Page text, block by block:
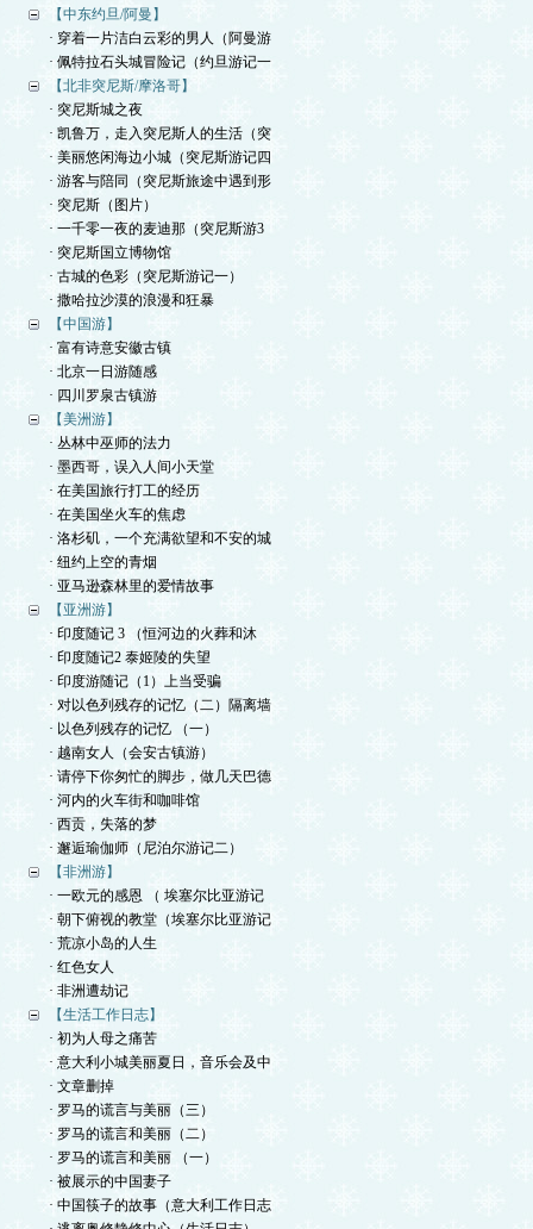
【中东约旦/阿曼】
· 穿着一片洁白云彩的男人（阿曼游
· 佩特拉石头城冒险记（约旦游记一
【北非突尼斯/摩洛哥】
· 突尼斯城之夜
· 凯鲁万，走入突尼斯人的生活（突
· 美丽悠闲海边小城（突尼斯游记四
· 游客与陪同（突尼斯旅途中遇到形
· 突尼斯（图片）
· 一千零一夜的麦迪那（突尼斯游3
· 突尼斯国立博物馆
· 古城的色彩（突尼斯游记一）
· 撒哈拉沙漠的浪漫和狂暴
【中国游】
· 富有诗意安徽古镇
· 北京一日游随感
· 四川罗泉古镇游
【美洲游】
· 丛林中巫师的法力
· 墨西哥，误入人间小天堂
· 在美国旅行打工的经历
· 在美国坐火车的焦虑
· 洛杉矶，一个充满欲望和不安的城
· 纽约上空的青烟
· 亚马逊森林里的爱情故事
【亚洲游】
· 印度随记 3 （恒河边的火葬和沐
· 印度随记2 泰姬陵的失望
· 印度游随记（1）上当受骗
· 对以色列残存的记忆（二）隔离墙
· 以色列残存的记忆 （一）
· 越南女人（会安古镇游）
· 请停下你匆忙的脚步，做几天巴德
· 河内的火车街和咖啡馆
· 西贡，失落的梦
· 邂逅瑜伽师（尼泊尔游记二）
【非洲游】
· 一欧元的感恩 （ 埃塞尔比亚游记
· 朝下俯视的教堂（埃塞尔比亚游记
· 荒凉小岛的人生
· 红色女人
· 非洲遭劫记
【生活工作日志】
· 初为人母之痛苦
· 意大利小城美丽夏日，音乐会及中
· 文章删掉
· 罗马的谎言与美丽（三）
· 罗马的谎言和美丽（二）
· 罗马的谎言和美丽 （一）
· 被展示的中国妻子
· 中国筷子的故事（意大利工作日志